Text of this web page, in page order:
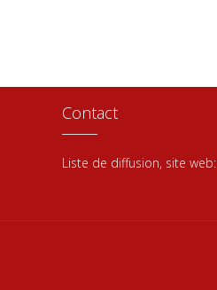
Contact
Liste de diffusion, site web: